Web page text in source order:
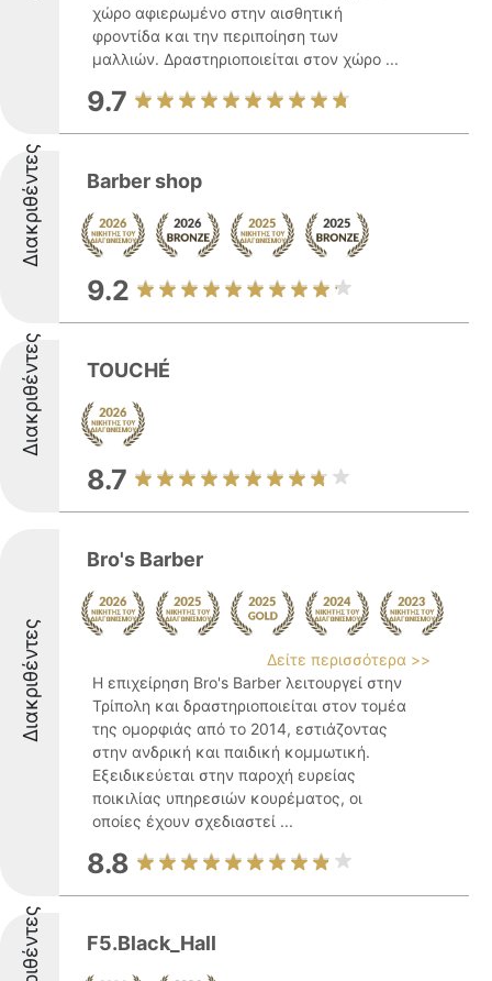
χώρο αφιερωμένο στην αισθητική
φροντίδα και την περιποίηση των
μαλλιών. Δραστηριοποιείται στον χώρο ...
9.7
Διακριθέντες Barber shop
9.2
Διακριθέντες TOUCHÉ
8.7
Διακριθέντες
Bro's Barber
Δείτε περισσότερα >>
Η επιχείρηση Bro's Barber λειτουργεί στην
Τρίπολη και δραστηριοποιείται στον τομέα
της ομορφιάς από το 2014, εστιάζοντας
στην ανδρική και παιδική κομμωτική.
Εξειδικεύεται στην παροχή ευρείας
ποικιλίας υπηρεσιών κουρέματος, οι
οποίες έχουν σχεδιαστεί ...
8.8
F5.Black_Hall